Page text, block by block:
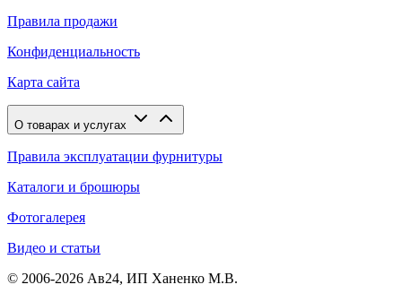
Правила продажи
Конфиденциальность
Карта сайта
О товарах и услугах
Правила эксплуатации фурнитуры
Каталоги и брошюры
Фотогалерея
Видео и статьи
© 2006-2026 Ав24, ИП Ханенко М.В.